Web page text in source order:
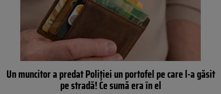
Un muncitor a predat Poliției un portofel pe care l-a găsit
pe stradă! Ce sumă era în el